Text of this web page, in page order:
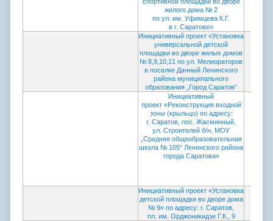
жилого дома № 2
по ул. им. Уфимцева К.Г.
в г. Саратове»
Инициативный проект «Установка
универсальной детской
площадки во дворе жилых домов
№ 8,9,10,11 по ул. Мелиораторов
в поселке Дачный Ленинского
района муниципального
образования „Город Саратов“
Инициативный
проект «Реконструкция входной
зоны (крыльцо) по адресу:
г. Саратов, пос. Жасминный,
ул. Строителей б/н, МОУ
„Средняя общеобразовательная
школа № 105“ Ленинского района
города Саратова»
Инициативный проект «Установка
детской площадки во дворе дома
№ 9» по адресу: г. Саратов,
пл. им. Орджоникидзе Г.К., 9